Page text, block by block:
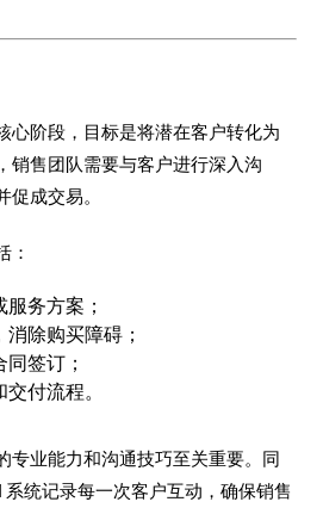
心阶段，目标是将潜在客户转化为
销售团队需要与客户进行深入沟
促成交易。
：
务方案；
除购买障碍；
签订；
付流程。
专业能力和沟通技巧至关重要。同
统记录每一次客户互动，确保销售